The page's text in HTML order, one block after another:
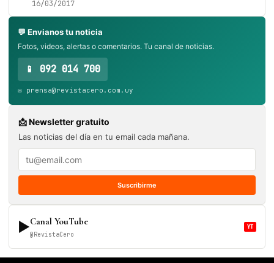
16/03/2017
💬 Envianos tu noticia
Fotos, videos, alertas o comentarios. Tu canal de noticias.
📱 092 014 700
✉️ prensa@revistacero.com.uy
📩 Newsletter gratuito
Las noticias del día en tu email cada mañana.
Suscribirme
▶Canal YouTube
@RevistaCero
YT